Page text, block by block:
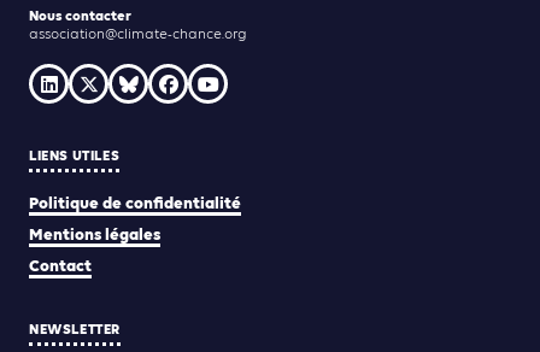
Nous contacter
association@climate-chance.org
LIENS UTILES
Politique de confidentialité
Mentions légales
Contact
NEWSLETTER